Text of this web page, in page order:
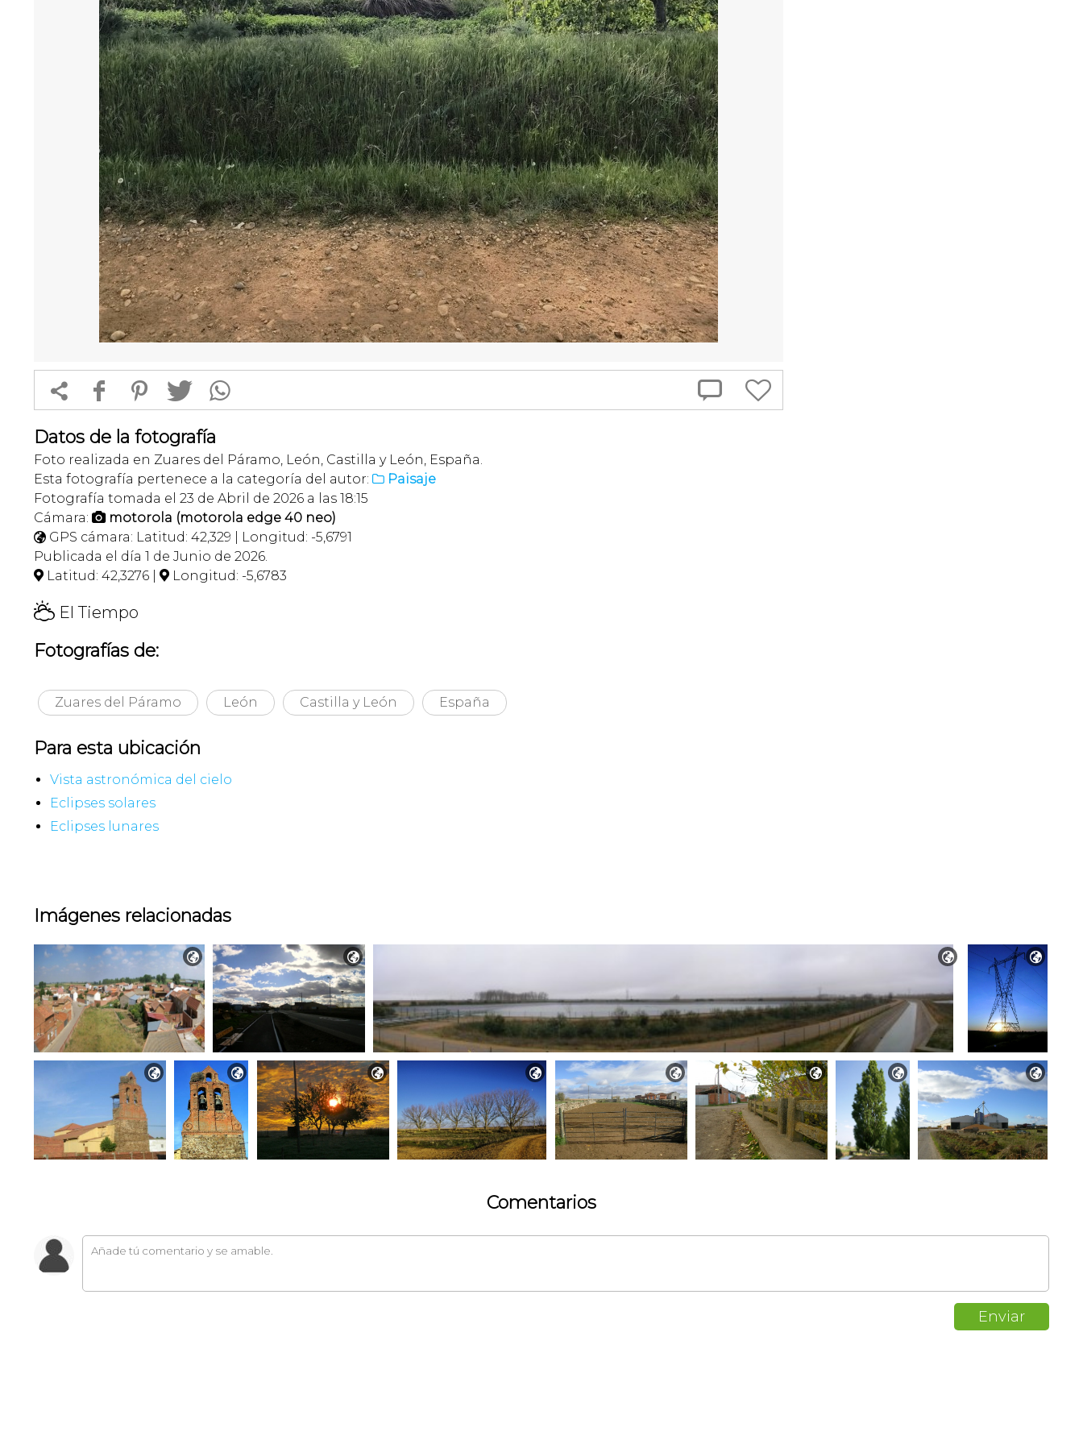
 f 1 T  
Datos de la fotografía
Foto realizada en Zuares del Páramo, León, Castilla y León, España.
Esta fotografía pertenece a la categoría del autor:  Paisaje
Fotografía tomada el 23 de Abril de 2026 a las 18:15
Cámara:  motorola (motorola edge 40 neo)
 GPS cámara: Latitud: 42,329 | Longitud: -5,6791
Publicada el día 1 de Junio de 2026.
 Latitud: 42,3276 |  Longitud: -5,6783
H El Tiempo
Fotografías de:
Zuares del Páramo León Castilla y León España
Para esta ubicación
Vista astronómica del cielo
Eclipses solares
Eclipses lunares
Imágenes relacionadas
   
       
Comentarios